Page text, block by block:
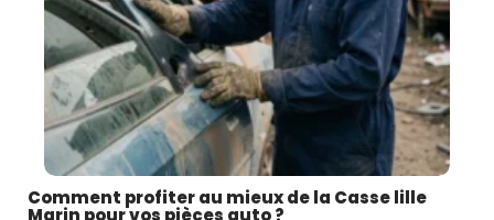
Comment profiter au mieux de la Casse lille
Marin pour vos pièces auto ?